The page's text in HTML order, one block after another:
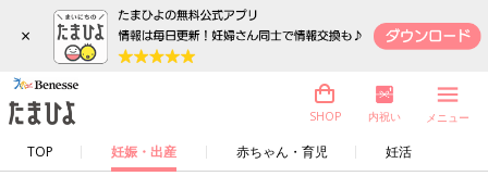
×
TOP 妊娠・出産 赤ちゃん・育児 妊活
SHOP 内祝い メニュー